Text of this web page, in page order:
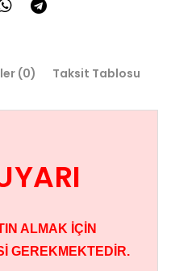
(0) Taksit Tablosu
ALMAK İÇİN
GEREKMEKTEDİR.